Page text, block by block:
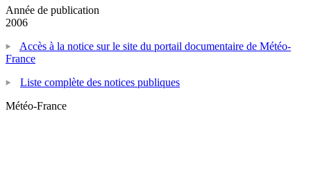
Année de publication
2006
Accès à la notice sur le site du portail documentaire de Météo-
France
Liste complète des notices publiques
Météo-France